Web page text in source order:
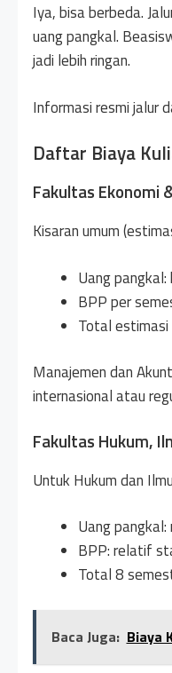
Iya, bisa berbeda.
uang pangkal.
jadi lebih ringan.
Informasi resmi jalur
Daftar Biaya
Fakultas Ekonomi
Kisaran umum
Uang
BPP per
Total
Manajemen dan
internasional atau
Fakultas Hukum,
Untuk Hukum dan
Uang pangkal:
BPP: relatif
Total 8
Baca Juga: Biaya